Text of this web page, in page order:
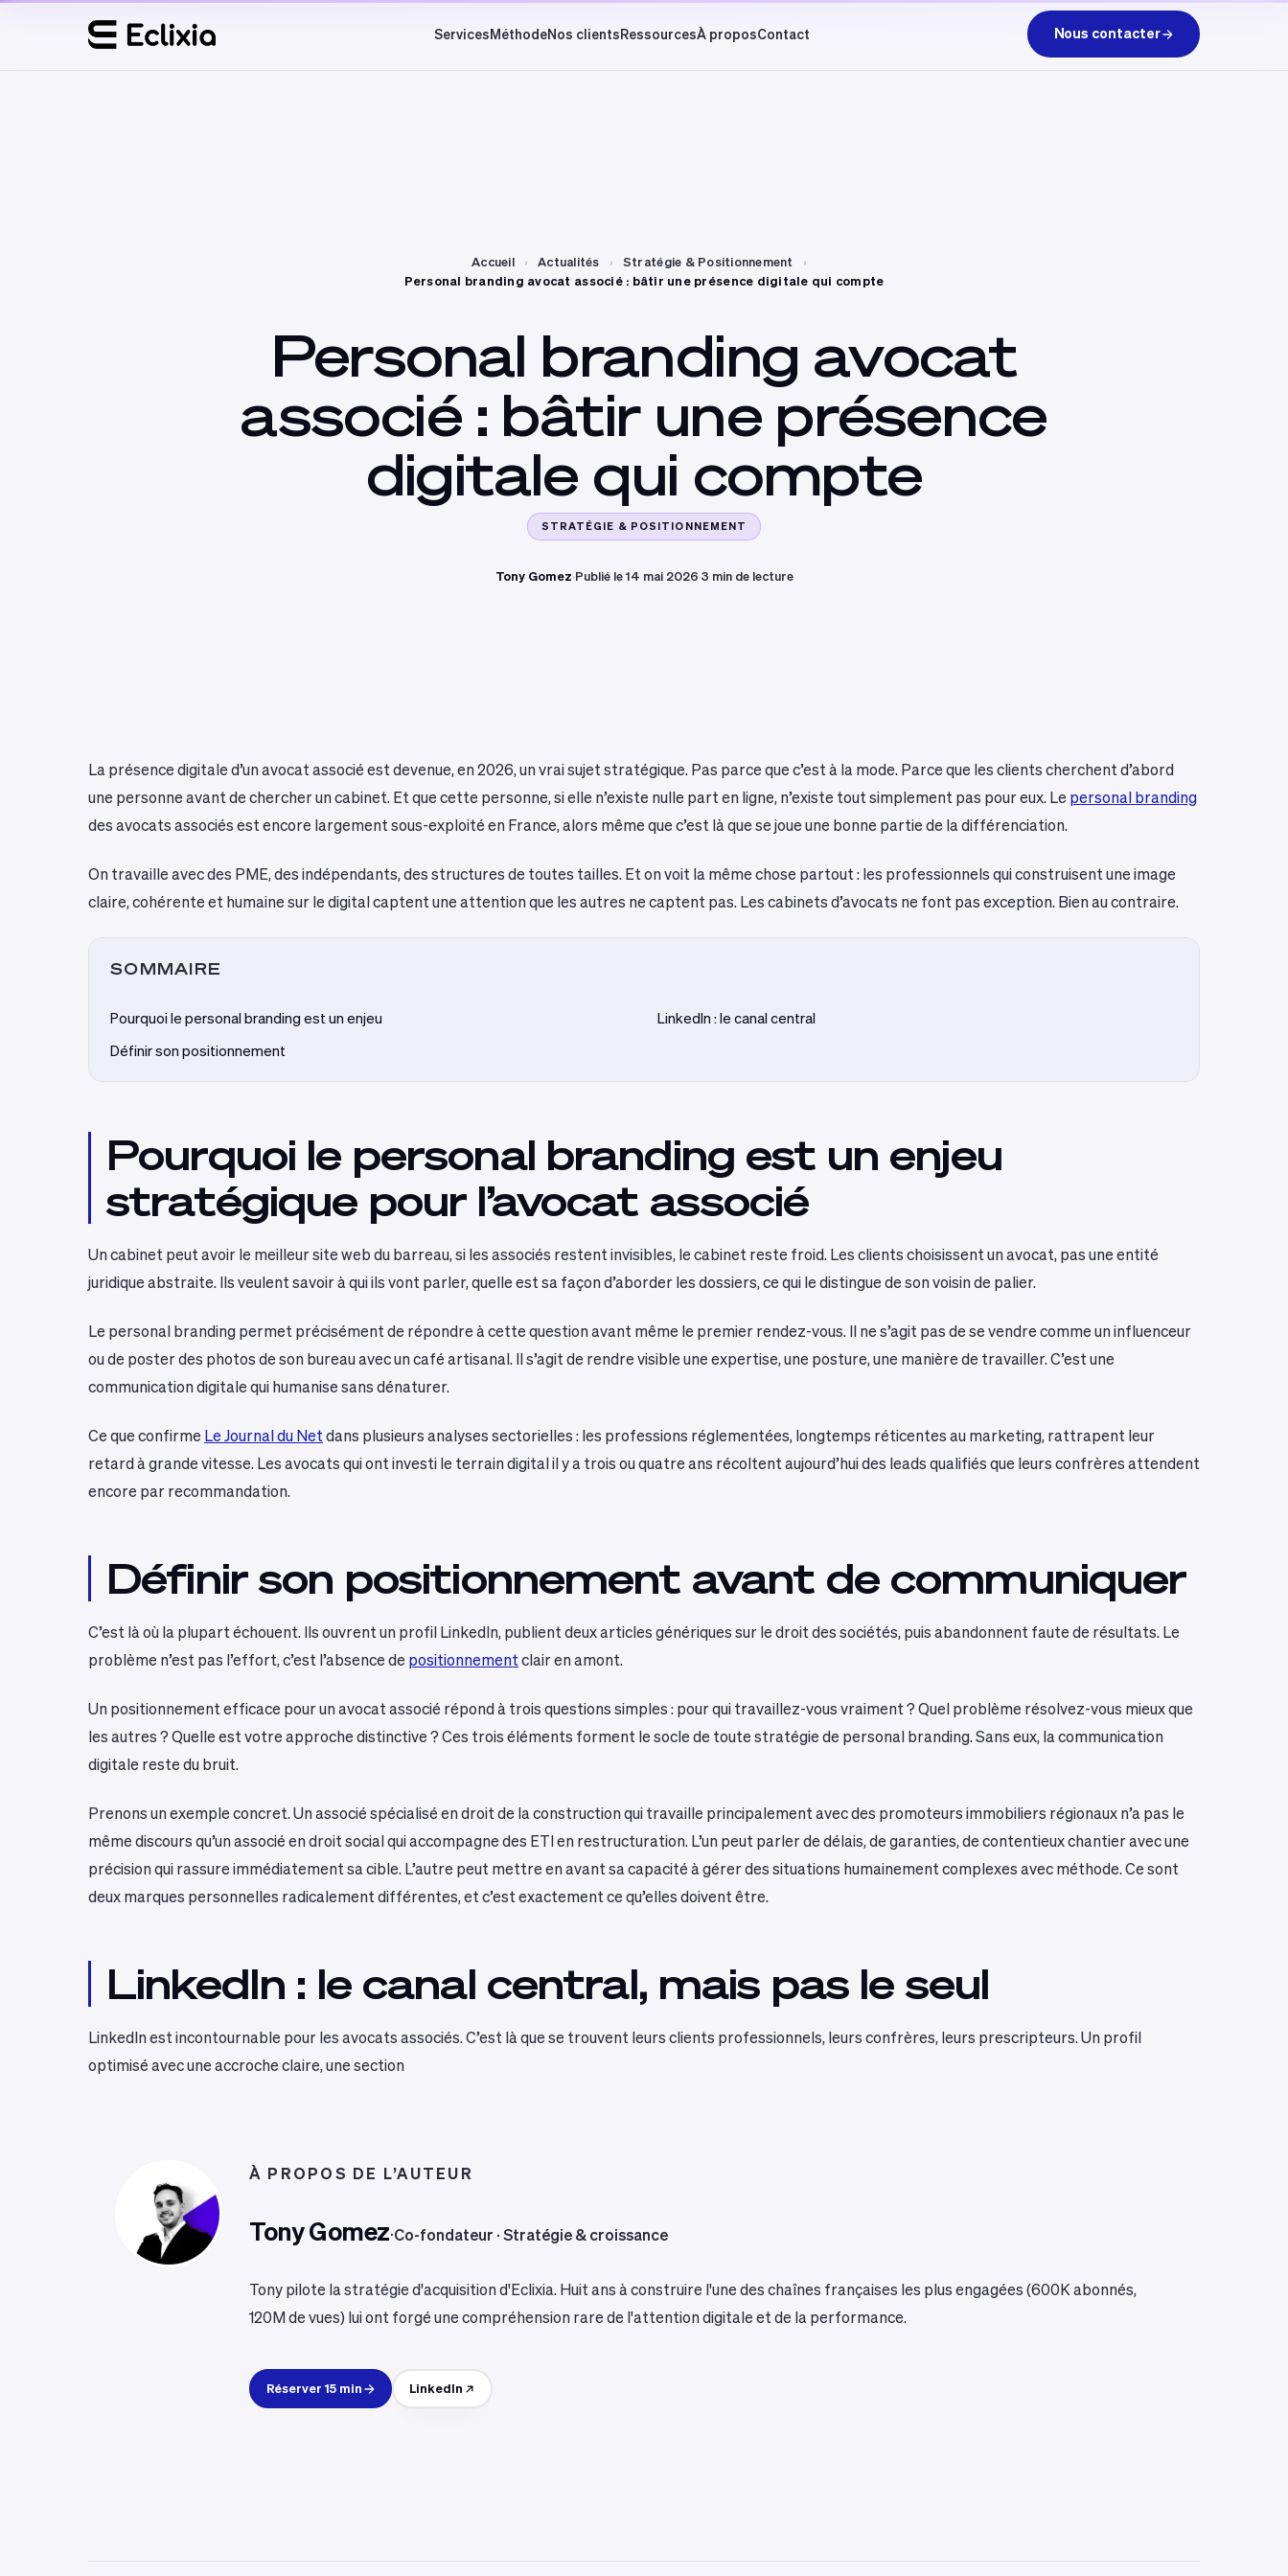
ServicesMéthodeNos clientsRessourcesÀ proposContact Nous contacter
Accueil › Actualités › Stratégie & Positionnement
›
Personal branding avocat associé : bâtir une présence digitale qui compte
Personal branding avocat
associé : bâtir une présence
digitale qui compte
STRATÉGIE & POSITIONNEMENT
Tony Gomez·Publié le 14 mai 2026·3 min de lecture
La présence digitale d’un avocat associé est devenue, en 2026, un vrai sujet stratégique. Pas parce que c’est à la mode. Parce que les clients cherchent d’abord
une personne avant de chercher un cabinet. Et que cette personne, si elle n’existe nulle part en ligne, n’existe tout simplement pas pour eux. Le personal branding
des avocats associés est encore largement sous-exploité en France, alors même que c’est là que se joue une bonne partie de la différenciation.
On travaille avec des PME, des indépendants, des structures de toutes tailles. Et on voit la même chose partout : les professionnels qui construisent une image
claire, cohérente et humaine sur le digital captent une attention que les autres ne captent pas. Les cabinets d’avocats ne font pas exception. Bien au contraire.
SOMMAIRE
Pourquoi le personal branding est un enjeu
Définir son positionnement
LinkedIn : le canal central
Pourquoi le personal branding est un enjeu
stratégique pour l’avocat associé
Un cabinet peut avoir le meilleur site web du barreau, si les associés restent invisibles, le cabinet reste froid. Les clients choisissent un avocat, pas une entité
juridique abstraite. Ils veulent savoir à qui ils vont parler, quelle est sa façon d’aborder les dossiers, ce qui le distingue de son voisin de palier.
Le personal branding permet précisément de répondre à cette question avant même le premier rendez-vous. Il ne s’agit pas de se vendre comme un influenceur
ou de poster des photos de son bureau avec un café artisanal. Il s’agit de rendre visible une expertise, une posture, une manière de travailler. C’est une
communication digitale qui humanise sans dénaturer.
Ce que confirme Le Journal du Net dans plusieurs analyses sectorielles : les professions réglementées, longtemps réticentes au marketing, rattrapent leur
retard à grande vitesse. Les avocats qui ont investi le terrain digital il y a trois ou quatre ans récoltent aujourd’hui des leads qualifiés que leurs confrères attendent
encore par recommandation.
Définir son positionnement avant de communiquer
C’est là où la plupart échouent. Ils ouvrent un profil LinkedIn, publient deux articles génériques sur le droit des sociétés, puis abandonnent faute de résultats. Le
problème n’est pas l’effort, c’est l’absence de positionnement clair en amont.
Un positionnement efficace pour un avocat associé répond à trois questions simples : pour qui travaillez-vous vraiment ? Quel problème résolvez-vous mieux que
les autres ? Quelle est votre approche distinctive ? Ces trois éléments forment le socle de toute stratégie de personal branding. Sans eux, la communication
digitale reste du bruit.
Prenons un exemple concret. Un associé spécialisé en droit de la construction qui travaille principalement avec des promoteurs immobiliers régionaux n’a pas le
même discours qu’un associé en droit social qui accompagne des ETI en restructuration. L’un peut parler de délais, de garanties, de contentieux chantier avec une
précision qui rassure immédiatement sa cible. L’autre peut mettre en avant sa capacité à gérer des situations humainement complexes avec méthode. Ce sont
deux marques personnelles radicalement différentes, et c’est exactement ce qu’elles doivent être.
LinkedIn : le canal central, mais pas le seul
LinkedIn est incontournable pour les avocats associés. C’est là que se trouvent leurs clients professionnels, leurs confrères, leurs prescripteurs. Un profil
optimisé avec une accroche claire, une section
À PROPOS DE L’AUTEUR
Tony Gomez·Co-fondateur · Stratégie & croissance
Tony pilote la stratégie d'acquisition d'Eclixia. Huit ans à construire l'une des chaînes françaises les plus engagées (600K abonnés,
120M de vues) lui ont forgé une compréhension rare de l'attention digitale et de la performance.
Réserver 15 min LinkedIn